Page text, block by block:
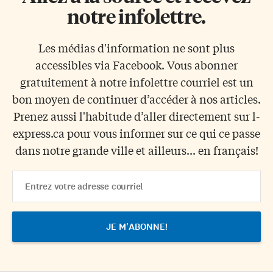
notre infolettre.
Les médias d'information ne sont plus
accessibles via Facebook. Vous abonner
gratuitement à notre infolettre courriel est un
bon moyen de continuer d’accéder à nos articles.
Prenez aussi l'habitude d’aller directement sur l-
express.ca pour vous informer sur ce qui ce passe
dans notre grande ville et ailleurs... en français!
Address